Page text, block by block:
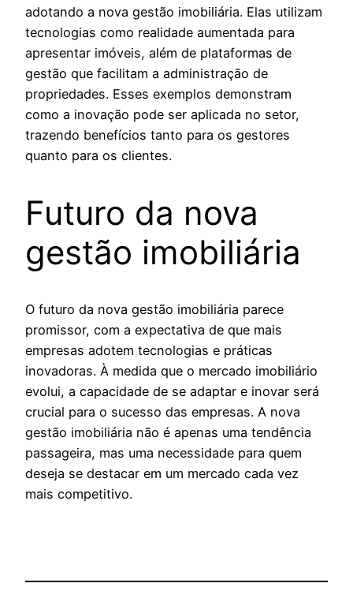
adotando a nova gestão imobiliária. Elas utilizam
tecnologias como realidade aumentada para
apresentar imóveis, além de plataformas de
gestão que facilitam a administração de
propriedades. Esses exemplos demonstram
como a inovação pode ser aplicada no setor,
trazendo benefícios tanto para os gestores
quanto para os clientes.
Futuro da nova
gestão imobiliária
O futuro da nova gestão imobiliária parece
promissor, com a expectativa de que mais
empresas adotem tecnologias e práticas
inovadoras. À medida que o mercado imobiliário
evolui, a capacidade de se adaptar e inovar será
crucial para o sucesso das empresas. A nova
gestão imobiliária não é apenas uma tendência
passageira, mas uma necessidade para quem
deseja se destacar em um mercado cada vez
mais competitivo.